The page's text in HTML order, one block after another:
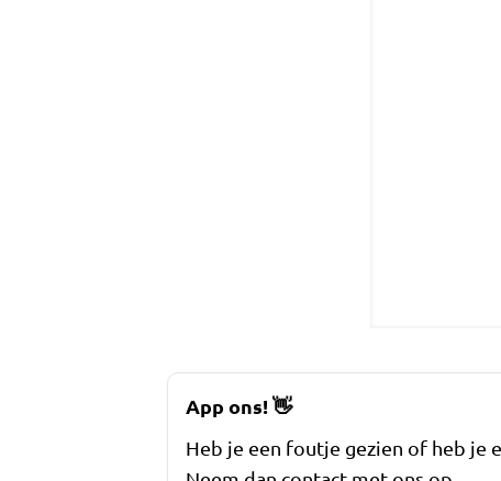
App ons!👋
Heb je een foutje gezien of heb je